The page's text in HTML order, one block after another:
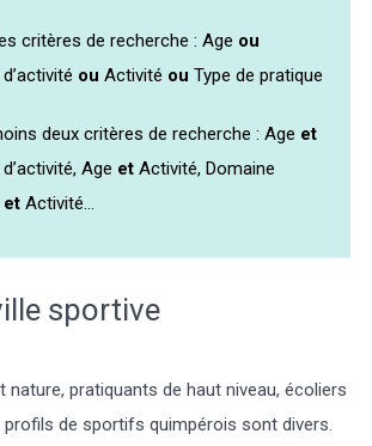
Select Language
BREZHONEG
critères de recherche : Age ou
ou Activité ou Type de pratique
deux critères de recherche : Age et
Age et Activité, Domaine
et Activité...
sportive
nature, pratiquants de haut niveau, écoliers
profils de sportifs quimpérois sont divers.